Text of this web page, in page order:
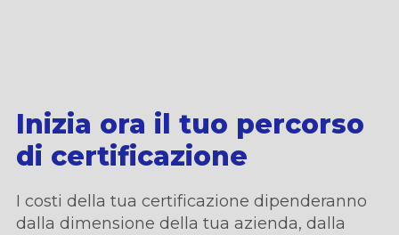
Inizia ora il tuo percorso
di certificazione
I costi della tua certificazione dipenderanno
dalla dimensione della tua azienda, dalla